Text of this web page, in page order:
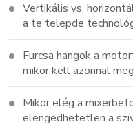
Vertikális vs.
a te telepde
Furcsa hangok a
mikor kell azonnal
Mikor elég a
elengedhetetlen a